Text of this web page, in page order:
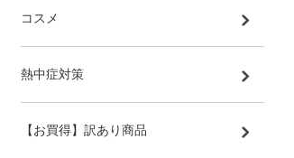
コスメ
熱中症対策
【お買得】訳あり商品